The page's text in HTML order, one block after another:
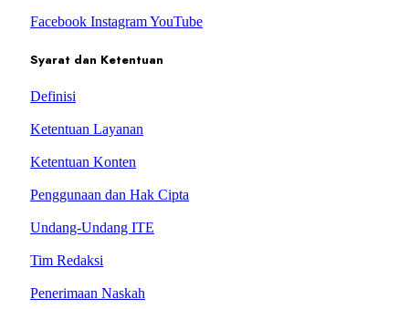
Facebook InstagramYouTube
Syarat dan Ketentuan
Definisi
Ketentuan Layanan
Ketentuan Konten
Penggunaan dan Hak Cipta
Undang-Undang ITE
Tim Redaksi
Penerimaan Naskah